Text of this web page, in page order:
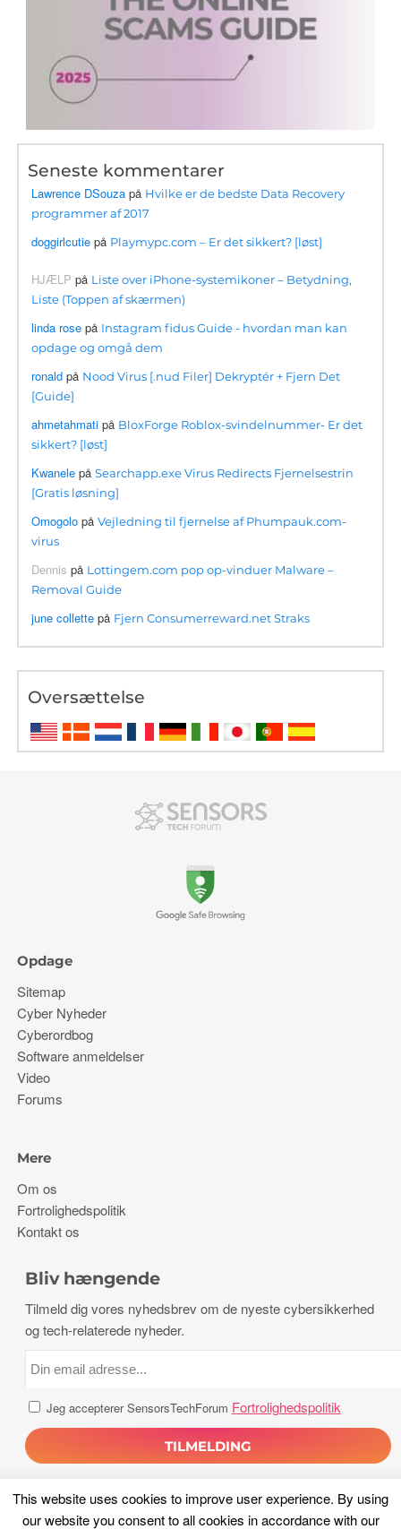
Seneste kommentarer
Lawrence DSouza på Hvilke er de bedste Data Recovery
programmer af 2017
doggirlcutie på Playmypc.com – Er det sikkert? [løst]
HJÆLP på Liste over iPhone-systemikoner – Betydning,
Liste (Toppen af ​​skærmen)
linda rose på Instagram fidus Guide - hvordan man kan
opdage og omgå dem
ronald på Nood Virus [.nud Filer] Dekryptér + Fjern Det
[Guide]
ahmetahmati på BloxForge Roblox-svindelnummer- Er det
sikkert? [løst]
Kwanele påSearchapp.exe Virus Redirects Fjernelsestrin
[Gratis løsning]
Omogolo påVejledning til fjernelse af Phumpauk.com-
virus
Dennis på Lottingem.com pop op-vinduer Malware –
Removal Guide
june collette på Fjern Consumerreward.net Straks
Oversættelse
This website uses cookies to improve user experience. By using
our website you consent to all cookies in accordance with our
Opdage
Sitemap
Cyber ​​Nyheder
Cyberordbog
Software anmeldelser
Video
Forums
Mere
Om os
Fortrolighedspolitik
Kontakt os
Bliv hængende
Tilmeld dig vores nyhedsbrev om de nyeste cybersikkerhed
og tech-relaterede nyheder.
Jeg accepterer SensorsTechForum Fortrolighedspolitik